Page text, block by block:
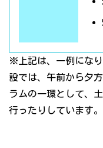
※上記は、一例にな
設では、午前から夕
ラムの一環として、
行ったりしています。